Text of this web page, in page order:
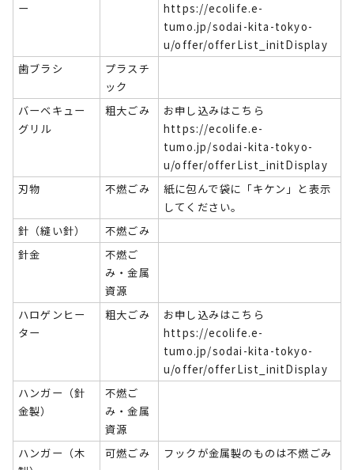
ー
https://ecolife.e-
tumo.jp/sodai-kita-tokyo-
u/offer/offerList_initDisplay
歯ブラシ
プラスチ
ック
バーベキュー
グリル
粗大ごみ
お申し込みはこちら
https://ecolife.e-
tumo.jp/sodai-kita-tokyo-
u/offer/offerList_initDisplay
刃物
不燃ごみ
紙に包んで袋に「キケン」と表示
してください。
針（縫い針）
不燃ごみ
針金
不燃ご
み・金属
資源
ハロゲンヒー
ター
粗大ごみ
お申し込みはこちら
https://ecolife.e-
tumo.jp/sodai-kita-tokyo-
u/offer/offerList_initDisplay
ハンガー（針
金製）
不燃ご
み・金属
資源
ハンガー（木
可燃ごみ フックが金属製のものは不燃ごみ